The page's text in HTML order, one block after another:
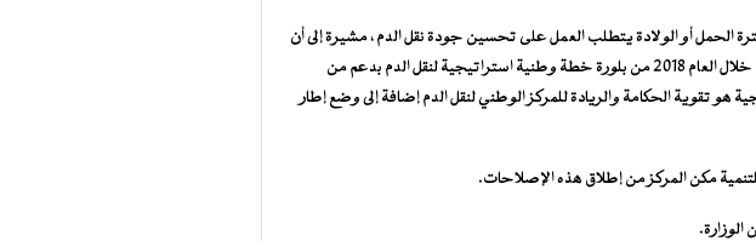
أو الولادة يتطلب العمل على تحسين جودة نقل الدم ، مشيرة إلى أن
المركز من أجل بلوغ الإكتفاء الذاتي من المشتقات الدموية ، تمكن خلال العام 2018 من بلورة خطة وطنية استراتيجية لنقل الدم بدعم من
هو تقوية الحكامة والريادة للمركز الوطني لنقل الدم إضافة إلى وضع إطار
مكن المركز من إطلاق هذه الإصلاحات.